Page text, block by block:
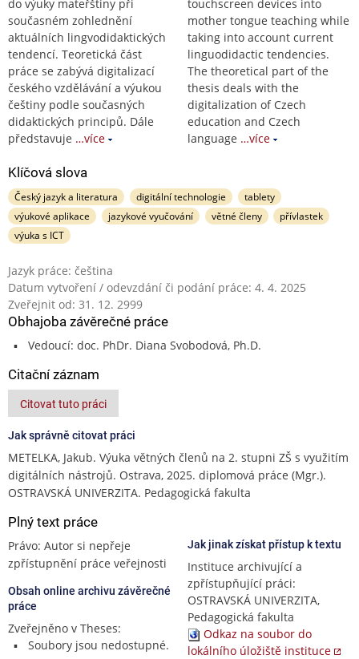
do výuky mateřštiny při
současném zohlednění
aktuálních lingvodidaktických
tendencí. Teoretická část
práce se zabývá digitalizací
českého vzdělávání a výukou
češtiny podle současných
didaktických principů. Dále
představuje …více
touchscreen devices into
mother tongue teaching while
taking into account current
linguodidactic tendencies.
The theoretical part of the
thesis deals with the
digitalization of Czech
education and Czech
language …více
Klíčová slova
Český jazyk a literatura digitální technologie
tablety
výukové aplikace
jazykové vyučování větné členy
přívlastek
výuka s ICT
Jazyk práce: čeština
Datum vytvoření / odevzdání či podání práce: 4. 4. 2025
Zveřejnit od: 31. 12. 2999
Obhajoba závěrečné práce
Vedoucí: doc. PhDr. Diana Svobodová, Ph.D.
Citační záznam
Citovat tuto práci
Jak správně citovat práci
METELKA, Jakub. Výuka větných členů na 2. stupni ZŠ s využitím
digitálních nástrojů. Ostrava, 2025. diplomová práce (Mgr.).
OSTRAVSKÁ UNIVERZITA. Pedagogická fakulta
Plný text práce
Právo: Autor si nepřeje
zpřístupnění práce veřejnosti
Obsah online archivu závěrečné
práce
Zveřejněno v Theses:
Soubory jsou nedostupné.
Jak jinak získat přístup k textu
Instituce archivující a
zpřístupňující práci:
OSTRAVSKÁ UNIVERZITA,
Pedagogická fakulta
Odkaz na soubor do
lokálního úložiště instituce